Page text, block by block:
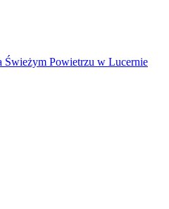
Świeżym Powietrzu w Lucernie